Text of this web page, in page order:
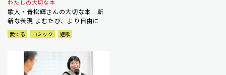
わたしの大切な本
歌人・青松輝さんの大切な本 斬
新な表現 よむたび、より自由に
愛でる コミック 短歌